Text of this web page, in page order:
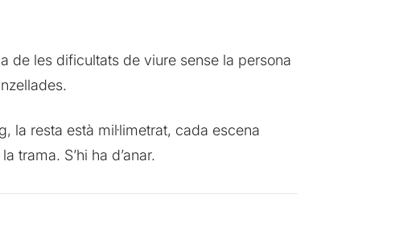
de les dificultats de viure sense la persona
la resta està mil·limetrat, cada escena
trama. S’hi ha d’anar.